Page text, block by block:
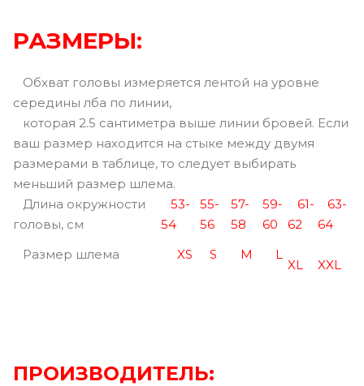
РАЗМЕРЫ:
Обхват головы измеряется лентой на уровне
середины лба по линии,
которая 2.5 сантиметра выше линии бровей. Если
ваш размер находится на стыке между двумя
размерами в таблице, то следует выбирать
меньший размер шлема.
Длина окружности
головы, см
53-
54
55-
56
57-
58
59-
60
61-
62
63-
64
Размер шлема
XS S M L
XL XXL
ПРОИЗВОДИТЕЛЬ: